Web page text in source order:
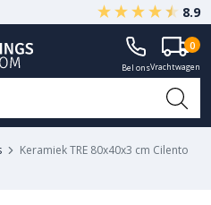
Gegarandeerd A-kwaliteit
8.9
Bel onsVrachtwagen
0
Keramiek TRE 80x40x3 cm Cilento
cm